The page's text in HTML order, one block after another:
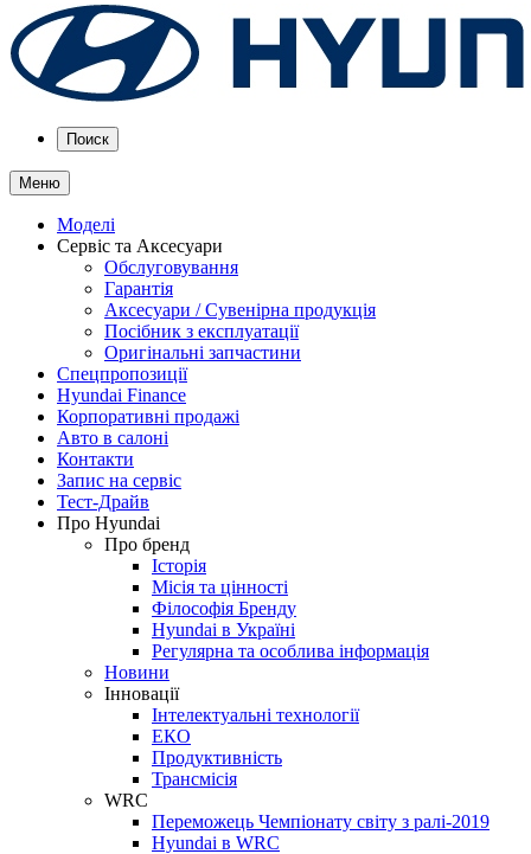
Поиск
Меню
Моделі
Сервіс та Аксесуари
Обслуговування
Гарантія
Аксесуари / Сувенірна продукція
Посібник з експлуатації
Оригінальні запчастини
Спецпропозиції
Hyundai Finance
Корпоративні продажі
Авто в салоні
Контакти
Запис на сервіс
Тест-Драйв
Про Hyundai
Про бренд
Історія
Місія та цінності
Філософія Бренду
Hyundai в Україні
Регулярна та особлива інформація
Новини
Інновації
Інтелектуальні технології
ЕКО
Продуктивність
Трансмісія
WRC
Переможець Чемпіонату світу з ралі-2019
Hyundai в WRC